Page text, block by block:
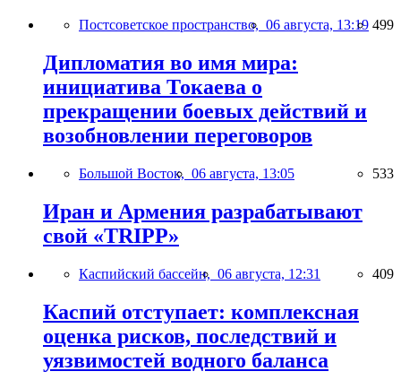
Постсоветское пространство, 06 августа, 13:19 499
Дипломатия во имя мира:
инициатива Токаева о
прекращении боевых действий и
возобновлении переговоров
Большой Восток, 06 августа, 13:05 533
Иран и Армения разрабатывают
свой «TRIPP»
Каспийский бассейн, 06 августа, 12:31 409
Каспий отступает: комплексная
оценка рисков, последствий и
уязвимостей водного баланса